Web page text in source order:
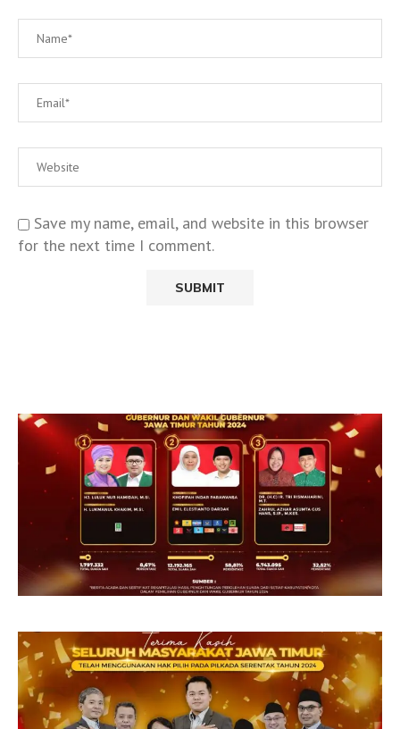
Save my name, email, and website in this browser
for the next time I comment.